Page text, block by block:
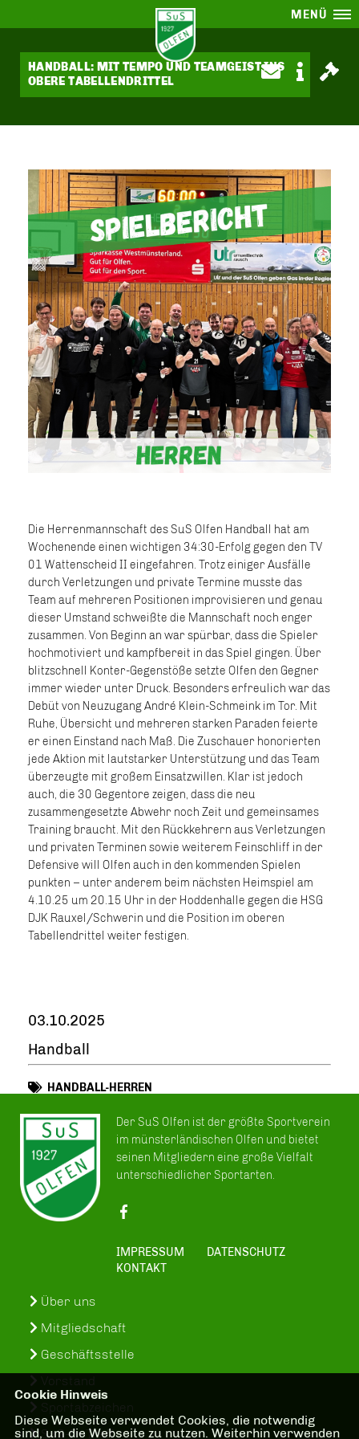
MENÜ
HANDBALL: MIT TEMPO UND TEAMGEIST INS
OBERE TABELLENDRITTEL
Die Herrenmannschaft des SuS Olfen Handball hat am
Wochenende einen wichtigen 34:30-Erfolg gegen den TV
01 Wattenscheid II eingefahren. Trotz einiger Ausfälle
durch Verletzungen und private Termine musste das
Team auf mehreren Positionen improvisieren und genau
dieser Umstand schweißte die Mannschaft noch enger
zusammen. Von Beginn an war spürbar, dass die Spieler
hochmotiviert und kampfbereit in das Spiel gingen. Über
blitzschnell Konter-Gegenstöße setzte Olfen den Gegner
immer wieder unter Druck. Besonders erfreulich war das
Debüt von Neuzugang André Klein-Schmeink im Tor. Mit
Ruhe, Übersicht und mehreren starken Paraden feierte
er einen Einstand nach Maß. Die Zuschauer honorierten
jede Aktion mit lautstarker Unterstützung und das Team
überzeugte mit großem Einsatzwillen. Klar ist jedoch
auch, die 30 Gegentore zeigen, dass die neu
zusammengesetzte Abwehr noch Zeit und gemeinsames
Training braucht. Mit den Rückkehrern aus Verletzungen
und privaten Terminen sowie weiterem Feinschliff in der
Defensive will Olfen auch in den kommenden Spielen
punkten – unter anderem beim nächsten Heimspiel am
4.10.25 um 20.15 Uhr in der Hoddenhalle gegen die HSG
DJK Rauxel/Schwerin und die Position im oberen
Tabellendrittel weiter festigen.
03.10.2025
Handball
HANDBALL-HERREN
Der SuS Olfen ist der größte Sportverein
im münsterländischen Olfen und bietet
seinen Mitgliedern eine große Vielfalt
unterschiedlicher Sportarten.
IMPRESSUM
DATENSCHUTZ
KONTAKT
Über uns
Mitgliedschaft
Geschäftsstelle
Vorstand
Sportabzeichen
SuS-In-Treff
Cookie Hinweis
Diese Webseite verwendet Cookies, die notwendig
sind, um die Webseite zu nutzen. Weiterhin verwenden